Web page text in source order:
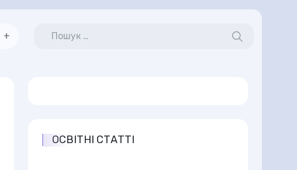
ОСВІТНІ СТАТТІ